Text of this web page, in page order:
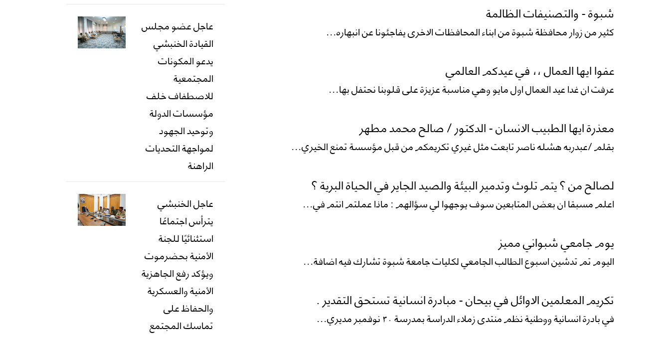
شبوة - والتصنيفات الظالمة
كثير من زوار محافظة شبوة من ابناء المحافظات الاخرى يفاجئونا عن انبهاره...
عفوا ايها العمال ،، في عيدكم العالمي
عرفت ان غدا عيد العمال اول مايو وهي مناسبة عزيزة على قلوبنا نحتفل بها...
معذرة ايها الطبيب الانسان - الدكتور / صالح محمد مطهر
بقلم /عبدربه هشله ناصر تابعت مثل غيري تكريمكم من قبل مؤسسة تمنع الخيري...
لصالح من ؟ يتم تلوث وتدمير البيئة والصيد الجاير في الحياة البرية ؟
اعلم مسبقا ان بعض المتابعين سوف يوجهوا لي سؤالهم : ماذا عملتم انتم في...
يوم جامعي شبواني مميز
اليوم تم تدشين اسبوع الطالب الجامعي لكليات جامعة شبوة تشارك فيه اضافة...
تكريم المعلمين الاوائل في بيحان - مبادرة انسانية تستحق التقدير .
في بادرة انسانية ووطنية نظم منتدى زملاء الدراسة بمدرسة ٣٠ نوفمبر مديري...
عاجل عضو مجلس
القيادة الخنبشي
يدعو المكونات
المجتمعية
للاصطفاف خلف
مؤسسات الدولة
وتوحيد الجهود
لمواجهة التحديات
الراهنة
عاجل الخنبشي
يترأس اجتماعًا
استثنائيًا للجنة
الأمنية بحضرموت
ويؤكد رفع الجاهزية
الأمنية والعسكرية
والحفاظ على
تماسك المجتمع